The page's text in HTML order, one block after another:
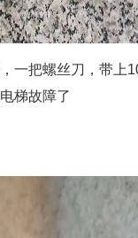
一把螺丝刀，带上
梯故障了